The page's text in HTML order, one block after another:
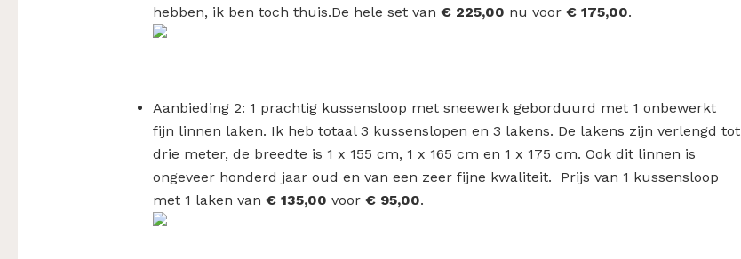
hebben, ik ben toch thuis.De hele set van € 225,00 nu voor € 175,00.
Aanbieding 2: 1 prachtig kussensloop met sneewerk geborduurd met 1 onbewerkt
fijn linnen laken. Ik heb totaal 3 kussenslopen en 3 lakens. De lakens zijn verlengd tot
drie meter, de breedte is 1 x 155 cm, 1 x 165 cm en 1 x 175 cm. Ook dit linnen is
ongeveer honderd jaar oud en van een zeer fijne kwaliteit. Prijs van 1 kussensloop
met 1 laken van € 135,00 voor € 95,00.